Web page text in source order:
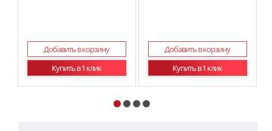
Добавить в корзину
Купить в 1 клик
Добавить в корзину
Купить в 1 клик